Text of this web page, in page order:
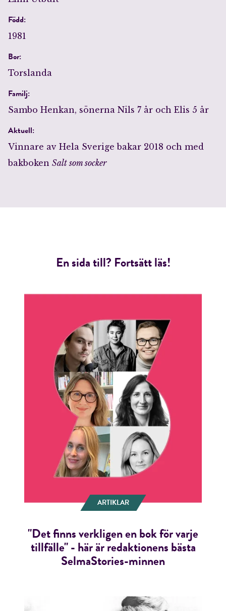
Född:
1981
Bor:
Torslanda
Familj:
Sambo Henkan, sönerna Nils 7 år och Elis 5 år
Aktuell:
Vinnare av Hela Sverige bakar 2018 och med
bakboken Salt som socker
En sida till? Fortsätt läs!
ARTIKLAR
"Det finns verkligen en bok för varje
tillfälle" - här är redaktionens bästa
SelmaStories-minnen